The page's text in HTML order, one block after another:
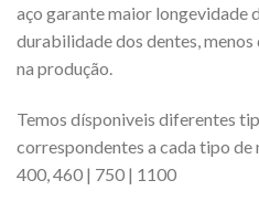
aço garante maior longevidade
durabilidade dos dentes,
na produção.
Temos dísponiveis diferentes
correspondentes a cada tipo de
400, 460 | 750 | 1100